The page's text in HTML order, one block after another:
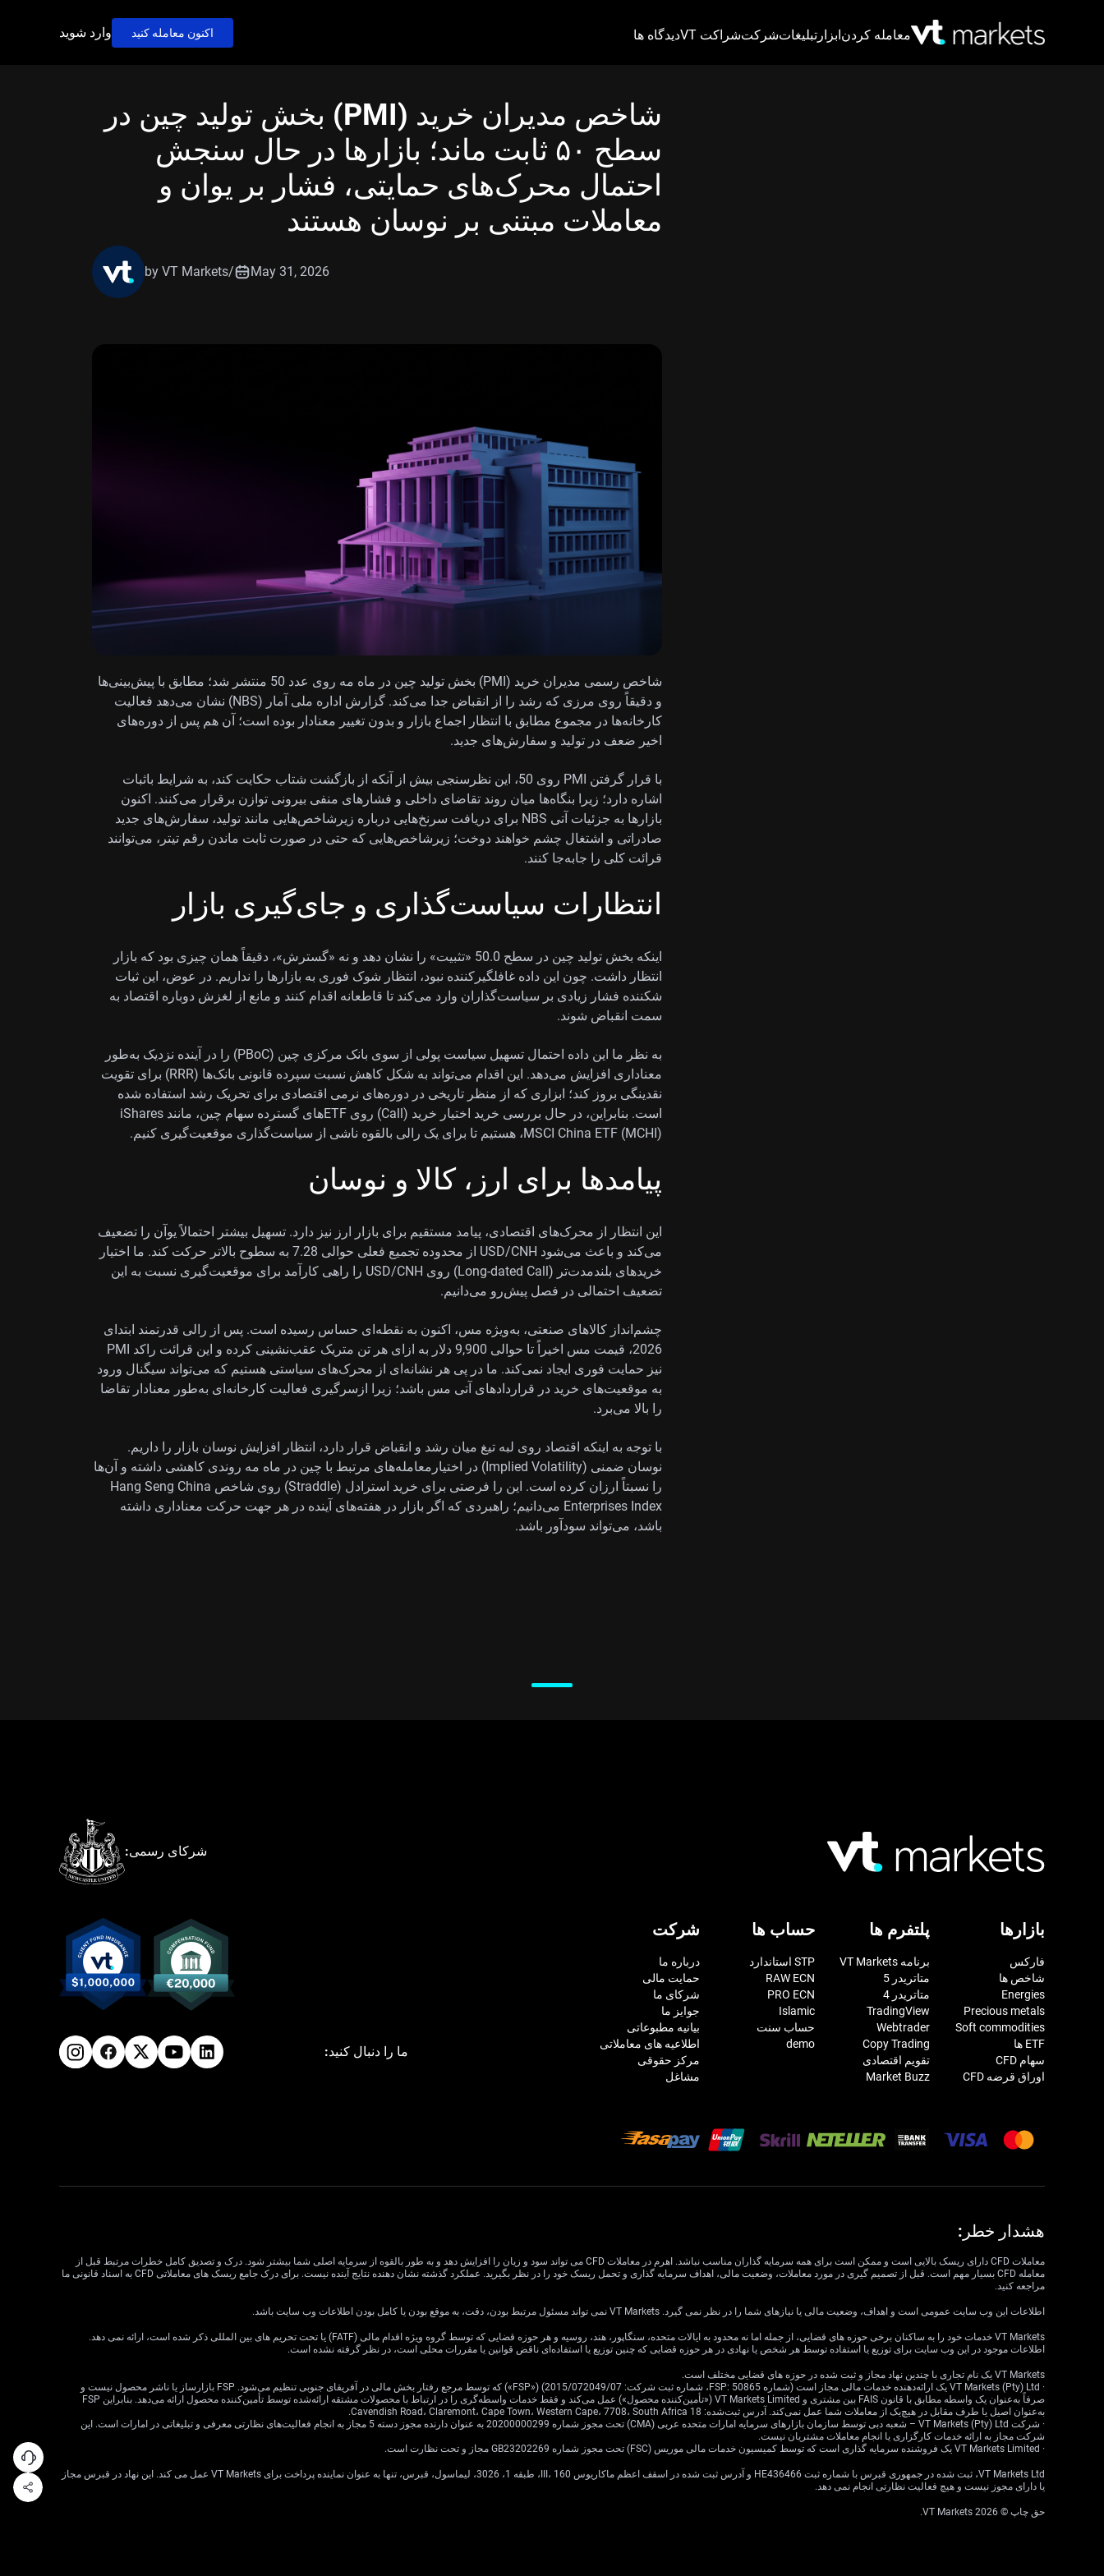
معامله کردنابزار تبلیغاتشرکتشراکت VT دیدگاه ها اکنون معامله کنید وارد شوید
شاخص مدیران خرید (PMI) بخش تولید چین در
سطح ۵۰ ثابت ماند؛ بازارها در حال سنجش
احتمال محرک‌های حمایتی، فشار بر یوان و
معاملات مبتنی بر نوسان هستند
by VT Markets/ May 31, 2026
شاخص رسمی مدیران خرید (PMI) بخش تولید چین در ماه مه روی عدد 50 منتشر شد؛ مطابق با پیش‌بینی‌ها
و دقیقاً روی مرزی که رشد را از انقباض جدا می‌کند. گزارش اداره ملی آمار (NBS) نشان می‌دهد فعالیت
کارخانه‌ها در مجموع مطابق با انتظار اجماع بازار و بدون تغییر معنادار بوده است؛ آن هم پس از دوره‌های
اخیر ضعف در تولید و سفارش‌های جدید.
با قرار گرفتن PMI روی 50، این نظرسنجی بیش از آنکه از بازگشت شتاب حکایت کند، به شرایط باثبات
اشاره دارد؛ زیرا بنگاه‌ها میان روند تقاضای داخلی و فشارهای منفی بیرونی توازن برقرار می‌کنند. اکنون
بازارها به جزئیات آتی NBS برای دریافت سرنخ‌هایی درباره زیرشاخص‌هایی مانند تولید، سفارش‌های جدید
صادراتی و اشتغال چشم خواهند دوخت؛ زیرشاخص‌هایی که حتی در صورت ثابت ماندن رقم تیتر، می‌توانند
قرائت کلی را جابه‌جا کنند.
انتظارات سیاست‌گذاری و جای‌گیری بازار
اینکه بخش تولید چین در سطح 50.0 «تثبیت» را نشان دهد و نه «گسترش»، دقیقاً همان چیزی بود که بازار
انتظار داشت. چون این داده غافلگیرکننده نبود، انتظار شوک فوری به بازارها را نداریم. در عوض، این ثبات
شکننده فشار زیادی بر سیاست‌گذاران وارد می‌کند تا قاطعانه اقدام کنند و مانع از لغزش دوباره اقتصاد به
سمت انقباض شوند.
به نظر ما این داده احتمال تسهیل سیاست پولی از سوی بانک مرکزی چین (PBoC) را در آینده نزدیک به‌طور
معناداری افزایش می‌دهد. این اقدام می‌تواند به شکل کاهش نسبت سپرده قانونی بانک‌ها (RRR) برای تقویت
نقدینگی بروز کند؛ ابزاری که از منظر تاریخی در دوره‌های نرمی اقتصادی برای تحریک رشد استفاده شده
است. بنابراین، در حال بررسی خرید اختیار خرید (Call) روی ETFهای گسترده سهام چین، مانند iShares
MSCI China ETF (MCHI)، هستیم تا برای یک رالی بالقوه ناشی از سیاست‌گذاری موقعیت‌گیری کنیم.
پیامدها برای ارز، کالا و نوسان
این انتظار از محرک‌های اقتصادی، پیامد مستقیم برای بازار ارز نیز دارد. تسهیل بیشتر احتمالاً یوآن را تضعیف
می‌کند و باعث می‌شود USD/CNH از محدوده تجمیع فعلی حوالی 7.28 به سطوح بالاتر حرکت کند. ما اختیار
خریدهای بلندمدت‌تر (Long-dated Call) روی USD/CNH را راهی کارآمد برای موقعیت‌گیری نسبت به این
تضعیف احتمالی در فصل پیش‌رو می‌دانیم.
چشم‌انداز کالاهای صنعتی، به‌ویژه مس، اکنون به نقطه‌ای حساس رسیده است. پس از رالی قدرتمند ابتدای
2026، قیمت مس اخیراً تا حوالی 9,900 دلار به ازای هر تن متریک عقب‌نشینی کرده و این قرائت راکد PMI
نیز حمایت فوری ایجاد نمی‌کند. ما در پی هر نشانه‌ای از محرک‌های سیاستی هستیم که می‌تواند سیگنال ورود
به موقعیت‌های خرید در قراردادهای آتی مس باشد؛ زیرا ازسرگیری فعالیت کارخانه‌ای به‌طور معنادار تقاضا
را بالا می‌برد.
با توجه به اینکه اقتصاد روی لبه تیغ میان رشد و انقباض قرار دارد، انتظار افزایش نوسان بازار را داریم.
نوسان ضمنی (Implied Volatility) در اختیارمعامله‌های مرتبط با چین در ماه مه روندی کاهشی داشته و آن‌ها
را نسبتاً ارزان کرده است. این را فرصتی برای خرید استرادل (Straddle) روی شاخص Hang Seng China
Enterprises Index می‌دانیم؛ راهبردی که اگر بازار در هفته‌های آینده در هر جهت حرکت معناداری داشته
باشد، می‌تواند سودآور باشد.
شرکای رسمی:
بازارها
فارکس
شاخص ها
Energies
Precious metals
Soft commodities
ETF ها
سهام CFD
اوراق قرضه CFD
پلتفرم ها
برنامه VT Markets
متاتریدر 5
متاتریدر 4
TradingView
Webtrader
Copy Trading
تقویم اقتصادی
Market Buzz
حساب ها
STP استاندارد
RAW ECN
PRO ECN
Islamic
حساب سنت
demo
شرکت
درباره ما
حمایت مالی
شرکای ما
جوایز ما
بیانیه مطبوعاتی
اطلاعیه های معاملاتی
مرکز حقوقی
مشاغل
ما را دنبال کنید:
هشدار خطر:
معاملات CFD دارای ریسک بالایی است و ممکن است برای همه سرمایه گذاران مناسب نباشد. اهرم در معاملات CFD می تواند سود و زیان را افزایش دهد و به طور بالقوه از سرمایه اصلی شما بیشتر شود. درک و تصدیق کامل خطرات مرتبط قبل از
معامله CFD بسیار مهم است. قبل از تصمیم گیری در مورد معاملات، وضعیت مالی، اهداف سرمایه گذاری و تحمل ریسک خود را در نظر بگیرید. عملکرد گذشته نشان دهنده نتایج آینده نیست. برای درک جامع ریسک های معاملاتی CFD به اسناد قانونی ما
مراجعه کنید.
اطلاعات این وب سایت عمومی است و اهداف، وضعیت مالی یا نیازهای شما را در نظر نمی گیرد. VT Markets نمی تواند مسئول مرتبط بودن، دقت، به موقع بودن یا کامل بودن اطلاعات وب سایت باشد.
VT Markets خدمات خود را به ساکنان برخی حوزه های قضایی، از جمله اما نه محدود به ایالات متحده، سنگاپور، هند، روسیه و هر حوزه قضایی که توسط گروه ویژه اقدام مالی (FATF) یا تحت تحریم های بین المللی ذکر شده است، ارائه نمی دهد.
اطلاعات موجود در این وب سایت برای توزیع یا استفاده توسط هر شخص یا نهادی در هر حوزه قضایی که چنین توزیع یا استفاده‌ای ناقض قوانین یا مقررات محلی است، در نظر گرفته نشده است.
VT Markets یک نام تجاری با چندین نهاد مجاز و ثبت شده در حوزه های قضایی مختلف است.
· VT Markets (Pty) Ltd یک ارائه‌دهنده خدمات مالی مجاز است (شماره FSP: 50865، شماره ثبت شرکت: 2015/072049/07) («FSP») که توسط مرجع رفتار بخش مالی در آفریقای جنوبی تنظیم می‌شود. FSP بازارساز یا ناشر محصول نیست و
صرفاً به‌عنوان یک واسطه مطابق با قانون FAIS بین مشتری و VT Markets Limited («تأمین‌کننده محصول») عمل می‌کند و فقط خدمات واسطه‌گری را در ارتباط با محصولات مشتقه ارائه‌شده توسط تأمین‌کننده محصول ارائه می‌دهد. بنابراین FSP
به‌عنوان اصیل یا طرف مقابل در هیچ‌یک از معاملات شما عمل نمی‌کند. آدرس ثبت‌شده: 18 Cavendish Road، Claremont، Cape Town، Western Cape، 7708، South Africa.
· شرکت VT Markets (Pty) Ltd – شعبه دبی توسط سازمان بازارهای سرمایه امارات متحده عربی (CMA) تحت مجوز شماره 20200000299 به عنوان دارنده مجوز دسته 5 مجاز به انجام فعالیت‌های نظارتی معرفی و تبلیغاتی در امارات است. این
شرکت مجاز به ارائه خدمات کارگزاری یا انجام معاملات مشتریان نیست.
· VT Markets Limited یک فروشنده سرمایه گذاری است که توسط کمیسیون خدمات مالی موریس (FSC) تحت مجوز شماره GB23202269 مجاز و تحت نظارت است.
VT Markets Ltd، ثبت شده در جمهوری قبرس با شماره ثبت HE436466 و آدرس ثبت شده در اسقف اعظم ماکاریوس III، 160، طبقه 1، 3026، لیماسول، قبرس، تنها به عنوان نماینده پرداخت برای VT Markets عمل می کند. این نهاد در قبرس مجاز
یا دارای مجوز نیست و هیچ فعالیت نظارتی انجام نمی دهد.
حق چاپ © 2026 VT Markets.